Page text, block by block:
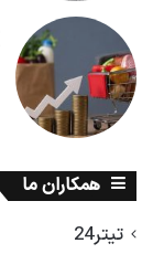
همکاران ما
تیتر24